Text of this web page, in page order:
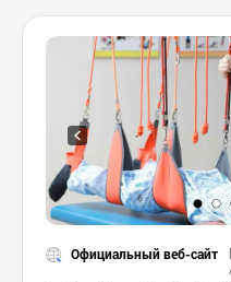
Официальный веб-сайт